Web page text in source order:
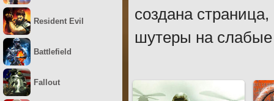
создана
шутеры на слабые
Resident Evil
Battlefield
Fallout